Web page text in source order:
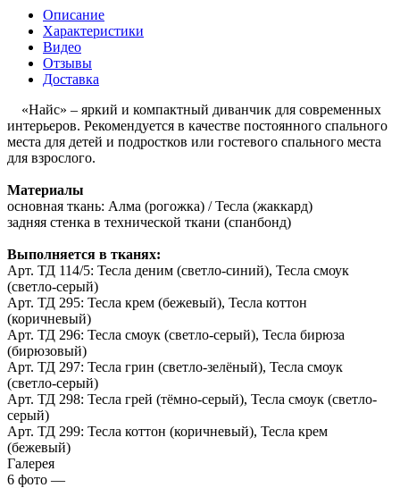
Описание
Характеристики
Видео
Отзывы
Доставка
«Найс» – яркий и компактный диванчик для современных
интерьеров. Рекомендуется в качестве постоянного спального
места для детей и подростков или гостевого спального места
для взрослого.
Материалы
основная ткань: Алма (рогожка) / Тесла (жаккард)
задняя стенка в технической ткани (спанбонд)
Выполняется в тканях:
Арт. ТД 114/5: Тесла деним (светло-синий), Тесла смоук
(светло-серый)
Арт. ТД 295: Тесла крем (бежевый), Тесла коттон
(коричневый)
Арт. ТД 296: Тесла смоук (светло-серый), Тесла бирюза
(бирюзовый)
Арт. ТД 297: Тесла грин (светло-зелёный), Тесла смоук
(светло-серый)
Арт. ТД 298: Тесла грей (тёмно-серый), Тесла смоук (светло-
серый)
Арт. ТД 299: Тесла коттон (коричневый), Тесла крем
(бежевый)
Галерея
6 фото —